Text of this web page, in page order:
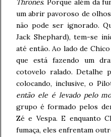
Thrones. Porque além da
um abrir pavoroso de
não pode ser ignorado.
Jack Shephard), tem-se
até então. Ao lado de
que está fazendo um
cotovelo ralado. Detalhe
colocando, inclusive, o
então ele é levado pelo
grupo é formado pelos
Zé e Vespa. E enquanto
fumaça, eles enfrentam